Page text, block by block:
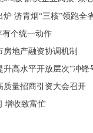
炉 济青烟“三核”领跑全
有个统一动作
房地产融资协调机制
高水平开放层次“冲锋
质量招商引资大会召开
增收致富忙